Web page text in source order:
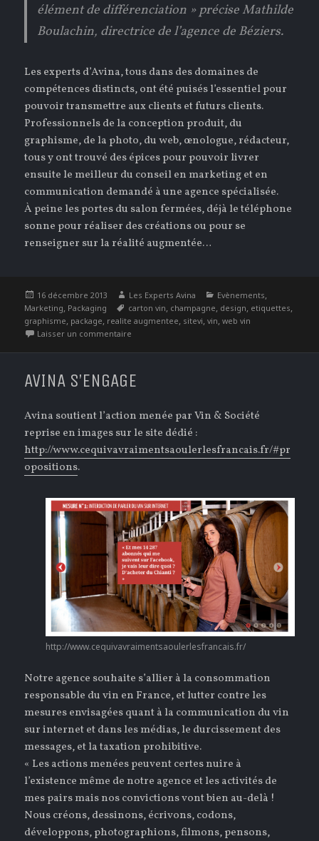
élément de différenciation » précise Mathilde
Boulachin, directrice de l’agence de Béziers.
Les experts d’Avina, tous dans des domaines de
compétences distincts, ont été puisés l’essentiel pour
pouvoir transmettre aux clients et futurs clients.
Professionnels de la conception produit, du
graphisme, de la photo, du web, œnologue, rédacteur,
tous y ont trouvé des épices pour pouvoir livrer
ensuite le meilleur du conseil en marketing et en
communication demandé à une agence spécialisée.
À peine les portes du salon fermées, déjà le téléphone
sonne pour réaliser des créations ou pour se
renseigner sur la réalité augmentée…
Publié
le
16 décembre 2013 Auteur
Les Experts Avina Catégories
Evènements,
Marketing, Packaging Étiquettes
carton vin, champagne, design, etiquettes,
graphisme, package, realite augmentee, sitevi,vin,web vin
Laisser un commentaire
AVINA S’ENGAGE
Avina soutient l’action menée par Vin & Société
reprise en images sur le site dédié :
http://www.cequivavraimentsaoulerlesfrancais.fr/#pr
opositions.
http://www.cequivavraimentsaoulerlesfrancais.fr/
Notre agence souhaite s’allier à la consommation
responsable du vin en France, et lutter contre les
mesures envisagées quant à la communication du vin
sur internet et dans les médias, le durcissement des
messages, et la taxation prohibitive.
« Les actions menées peuvent certes nuire à
l’existence même de notre agence et les activités de
mes pairs mais nos convictions vont bien au-delà !
Nous créons, dessinons, écrivons, codons,
développons, photographions, filmons, pensons,